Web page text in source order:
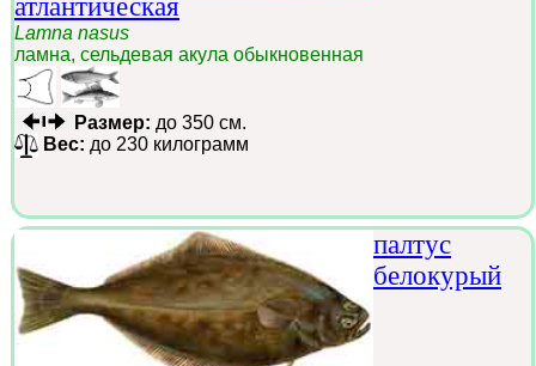
атлантическая
Lamna nasus
ламна, сельдевая акула обыкновенная
Размер: до 350 см.
Вес: до 230 килограмм
палтус
белокурый